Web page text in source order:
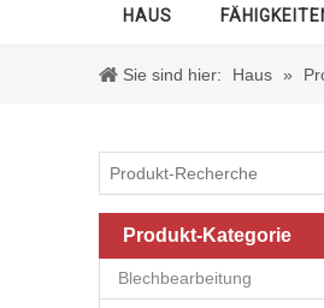
HAUS
Sie sind hier: Haus »
Produkt-Kategorie
Blechbearbeitung